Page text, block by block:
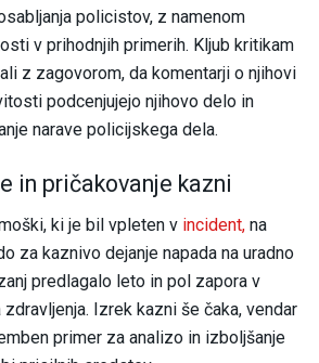
policistov, z namenom
v prihodnjih primerih. Kljub kritikam
z zagovorom, da komentarji o njihovi
podcenjujejo njihovo delo in
narave policijskega dela.
in pričakovanje kazni
ki je bil vpleten v incident, na
za kaznivo dejanje napada na uradno
predlagalo leto in pol zapora v
Izrek kazni še čaka, vendar
primer za analizo in izboljšanje